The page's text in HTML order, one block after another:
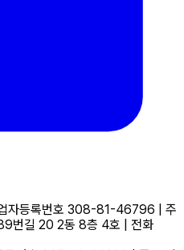
자등록번호 308-81-46796
주
번길 20 2동 8층 4호
전화